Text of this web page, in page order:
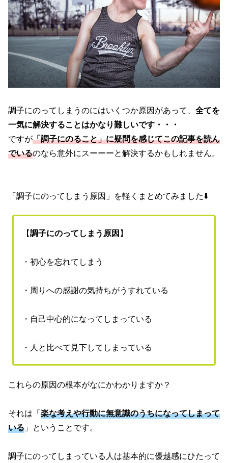
調子にのってしまうのにはいくつか原因があって、 全てを
一気に解決することはかなり難しいです・・・
ですが「調子にのること」に疑問を感じてこの記事を読ん
でいるのなら意外にスーーーと解決するかもしれません。
「調子にのってしまう原因」を軽くまとめてみました⬇️
【調子にのってしまう原因】
・初心を忘れてしまう
・周りへの感謝の気持ちがうすれている
・自己中心的になってしまっている
・人と比べて見下してしまっている
これらの原因の根本がなにかわかりますか？
それは「楽な考えや行動に無意識のうちになってしまって
いる 」ということです。
調子にのってしまっている人は基本的に優越感にひたって